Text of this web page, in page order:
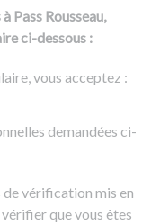
Pass Rousseau,
ci-dessous :
vous acceptez :
demandées ci-
de vérification mis en
que vous êtes